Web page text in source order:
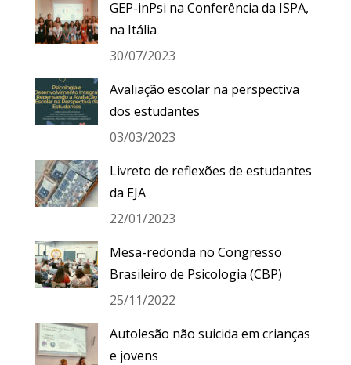
GEP-inPsi na Conferência da ISPA,
na Itália
30/07/2023
Avaliação escolar na perspectiva
dos estudantes
03/03/2023
Livreto de reflexões de estudantes
da EJA
22/01/2023
Mesa-redonda no Congresso
Brasileiro de Psicologia (CBP)
25/11/2022
Autolesão não suicida em crianças
e jovens